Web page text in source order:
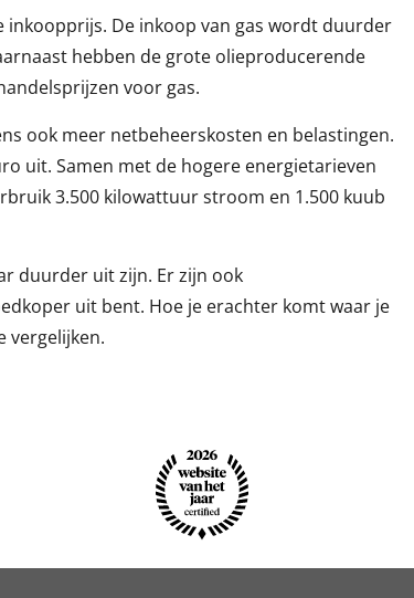
De inkoop van gas wordt duurder
hebben de grote olieproducerende
voor gas.
ook meer netbeheerskosten en belastingen.
uit. Samen met de hogere energietarieven
3.500 kilowattuur stroom en 1.500 kuub
duurder uit zijn. Er zijn ook
uit bent. Hoe je erachter komt waar je
vergelijken.